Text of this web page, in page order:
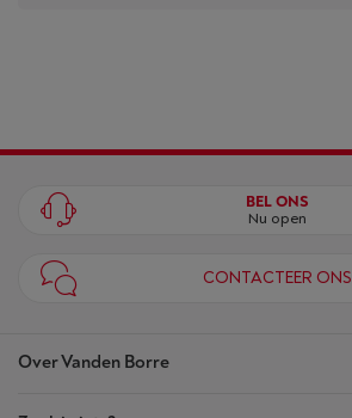
Over Vanden Borre
BEL ONS
Nu open
CONTACTEER ONS